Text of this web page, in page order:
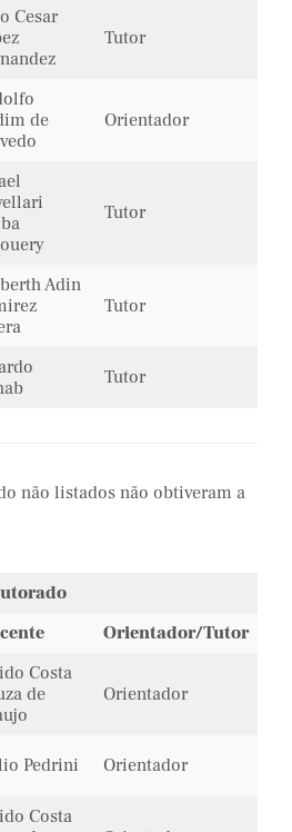
Cesar
Tutor
de
Orientador
Tutor
Adin
Tutor
Tutor
não listados não obtiveram a
Orientador/Tutor
Costa
de
Orientador
Pedrini Orientador
Costa